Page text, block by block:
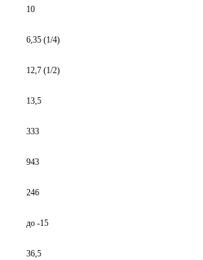
10
6,35 (1/4)
12,7 (1/2)
13,5
333
943
246
до -15
36,5